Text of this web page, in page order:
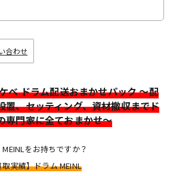
合わせ
ベ ドラム配送おまかせパック ～配
置、セッティング、資材撤収までド
専門家に全ておまかせ～
MEINLをお持ちですか？
実績】ドラム MEINL